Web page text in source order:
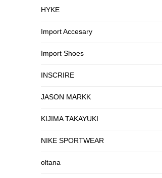
HYKE
Import Accesary
Import Shoes
INSCRIRE
JASON MARKK
KIJIMA TAKAYUKI
NIKE SPORTWEAR
oltana